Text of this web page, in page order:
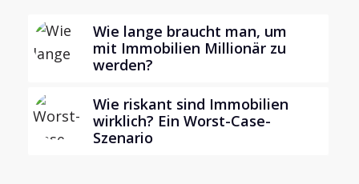
Wie lange braucht man, um
mit Immobilien Millionär zu
werden?
Wie riskant sind Immobilien
wirklich? Ein Worst-Case-
Szenario